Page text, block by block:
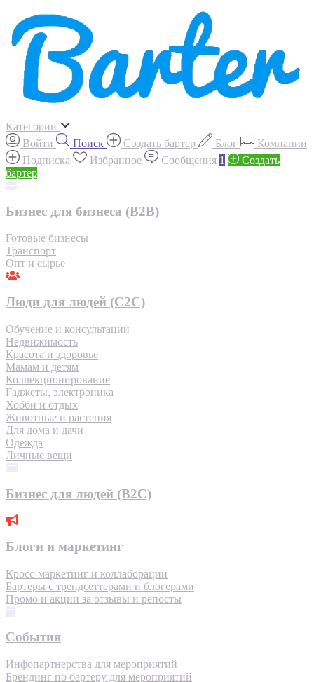
Категории
Войти
Поиск Создать бартер Блог
Компании
Подписка
Избранное Сообщения 1
Создать
бартер
Бизнес для бизнеса (B2B)
Готовые бизнесы
Транспорт
Опт и сырье
Люди для людей (С2С)
Обучение и консультации
Недвижимость
Красота и здоровье
Мамам и детям
Коллекционирование
Гаджеты, электроника
Хобби и отдых
Животные и растения
Для дома и дачи
Одежда
Личные вещи
Бизнес для людей (B2C)
Блоги и маркетинг
Кросс-маркетинг и коллаборации
Бартеры с трендсеттерами и блогерами
Промо и акции за отзывы и репосты
События
Инфопартнерства для мероприятий
Брендинг по бартеру для мероприятий